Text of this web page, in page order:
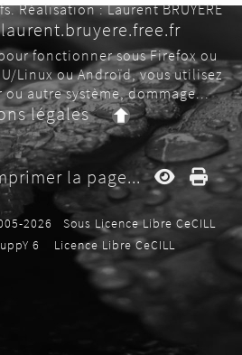
Réalisation : Laurent BRUYERE
fonctionner sous Firefox ou
Linux ou Androïd, vous utilisez
autre système, dommage...
légales
la page...
2026
Sous Licence Libre CeCILL
6
Licence Libre CeCILL